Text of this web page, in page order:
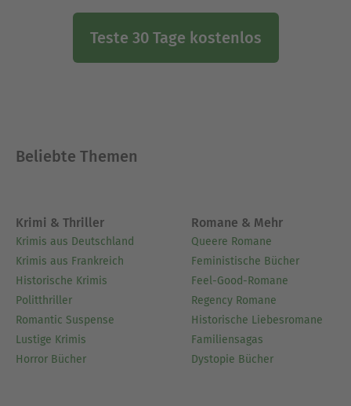
Teste 30 Tage kostenlos
Beliebte Themen
Krimi & Thriller
Krimis aus Deutschland
Krimis aus Frankreich
Historische Krimis
Politthriller
Romantic Suspense
Lustige Krimis
Horror Bücher
Romane & Mehr
Queere Romane
Feministische Bücher
Feel-Good-Romane
Regency Romane
Historische Liebesromane
Familiensagas
Dystopie Bücher